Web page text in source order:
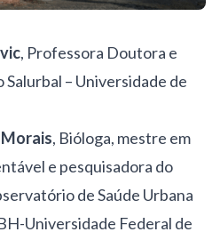
, Professora Doutora e
– Universidade de
, Bióloga, mestre em
e pesquisadora do
de Saúde Urbana
Universidade Federal de